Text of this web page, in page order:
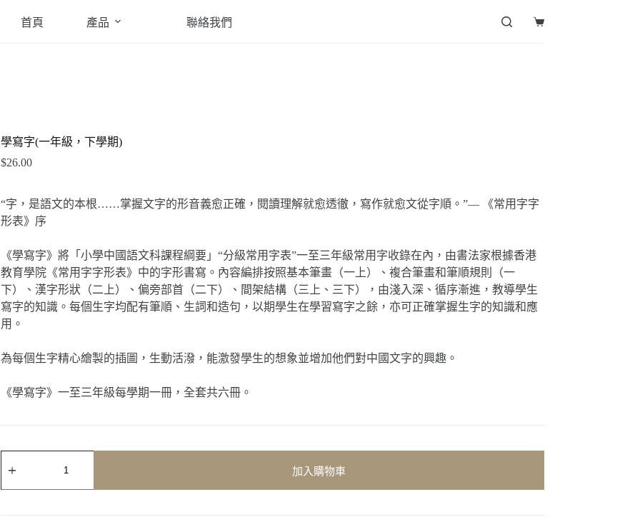
首頁 產品 聯絡我們
Shopping
學寫字(一年級，下學期)
$26.00
“字，是語文的本根……掌握文字的形音義愈正確，閱讀理解就愈透徹，寫作就愈文從字順。”— 《常用字字
形表》序
《學寫字》將「小學中國語文科課程綱要」“分級常用字表”一至三年級常用字收錄在內，由書法家根據香港
教育學院《常用字字形表》中的字形書寫。內容編排按照基本筆畫（一上）、複合筆畫和筆順規則（一
下）、漢字形狀（二上）、偏旁部首（二下）、間架結構（三上、三下），由淺入深、循序漸進，教導學生
寫字的知識。每個生字均配有筆順、生詞和造句，以期學生在學習寫字之餘，亦可正確掌握生字的知識和應
用。
為每個生字精心繪製的插圖，生動活潑，能激發學生的想象並增加他們對中國文字的興趣。
《學寫字》一至三年級每學期一冊，全套共六冊。
寫
字
加入購物車